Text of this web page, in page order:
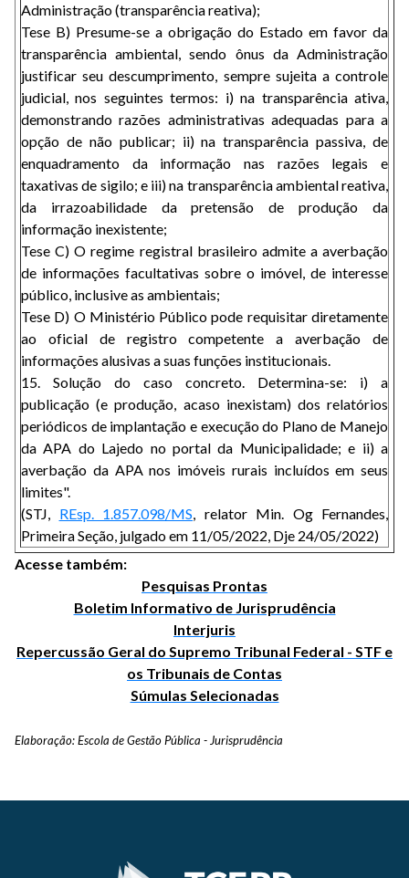
Administração (transparência reativa);
Tese B) Presume-se a obrigação do Estado em favor da
transparência ambiental, sendo ônus da Administração
justificar seu descumprimento, sempre sujeita a controle
judicial, nos seguintes termos: i) na transparência ativa,
demonstrando razões administrativas adequadas para a
opção de não publicar; ii) na transparência passiva, de
enquadramento da informação nas razões legais e
taxativas de sigilo; e iii) na transparência ambiental reativa,
da irrazoabilidade da pretensão de produção da
informação inexistente;
Tese C) O regime registral brasileiro admite a averbação
de informações facultativas sobre o imóvel, de interesse
público, inclusive as ambientais;
Tese D) O Ministério Público pode requisitar diretamente
ao oficial de registro competente a averbação de
informações alusivas a suas funções institucionais.
15. Solução do caso concreto. Determina-se: i) a
publicação (e produção, acaso inexistam) dos relatórios
periódicos de implantação e execução do Plano de Manejo
da APA do Lajedo no portal da Municipalidade; e ii) a
averbação da APA nos imóveis rurais incluídos em seus
limites".
(STJ, REsp. 1.857.098/MS, relator Min. Og Fernandes,
Primeira Seção, julgado em 11/05/2022, Dje 24/05/2022)
Acesse também:
Pesquisas Prontas
Boletim Informativo de Jurisprudência
Interjuris
Repercussão Geral do Supremo Tribunal Federal - STF e
os Tribunais de Contas
Súmulas Selecionadas
Elaboração: Escola de Gestão Pública - Jurisprudência